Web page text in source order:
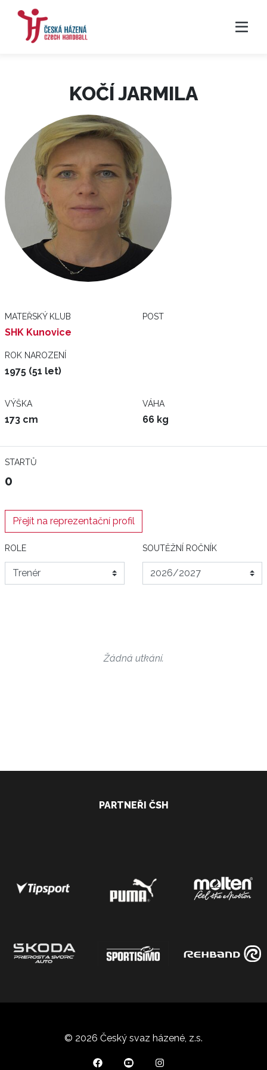
KOČÍ JARMILA
MATEŘSKÝ KLUB
SHK Kunovice
POST
ROK NAROZENÍ
1975 (51 let)
VÝŠKA
173 cm
VÁHA
66 kg
STARTŮ
0
Přejít na reprezentační profil
ROLE SOUTĚŽNÍ ROČNÍK
Žádná utkání.
PARTNEŘI ČSH
© 2026 Český svaz házené, z.s.